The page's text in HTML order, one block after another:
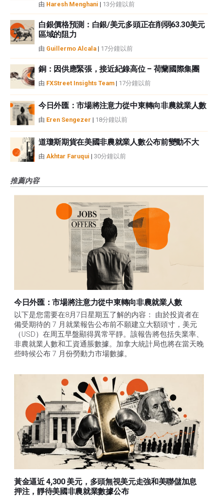
由 Haresh Menghani | 13分鐘以前
白銀價格預測：白銀/美元多頭正在削弱63.30美元
區域的阻力
由 Guillermo Alcala | 17分鐘以前
銅：因供應緊張，接近紀錄高位 – 荷蘭國際集團
由 FXStreet Insights Team | 17分鐘以前
今日外匯：市場將注意力從中東轉向非農就業人數
由 Eren Sengezer | 18分鐘以前
道瓊斯期貨在美國非農就業人數公布前變動不大
由 Akhtar Faruqui | 30分鐘以前
推薦內容
今日外匯：市場將注意力從中東轉向非農就業人數
以下是您需要在8月7日星期五了解的内容： 由於投資者在
備受期待的 7 月就業報告公布前不願建立大額頭寸，美元
（USD）在周五早盤顯得異常平靜。該報告將包括失業率、
非農就業人數和工資通脹數據。加拿大統計局也將在當天晚
些時候公布 7 月份勞動力市場數據。
黃金逼近 4,300 美元，多頭無視美元走強和美聯儲加息
押注，靜待美國非農就業數據公布